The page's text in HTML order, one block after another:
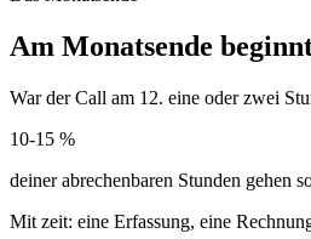
Am Monatsende
War der Call am 12. eine oder zwei
10-15 %
deiner abrechenbaren Stunden gehen
Mit zeit: eine Erfassung, eine